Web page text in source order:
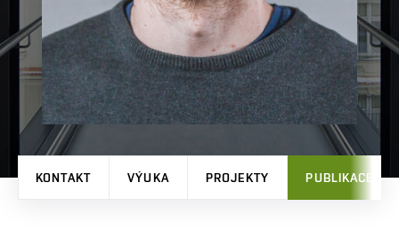
KONTAKT VÝUKA PROJEKTY PUBLIKACE